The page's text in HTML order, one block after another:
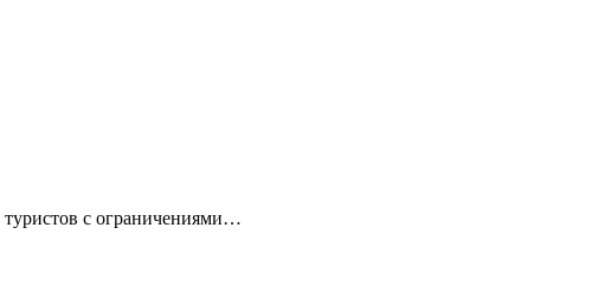
туристов с ограничениями…